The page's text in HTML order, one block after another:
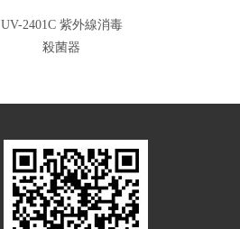
UV-2401C 紫外線消毒
殺菌器